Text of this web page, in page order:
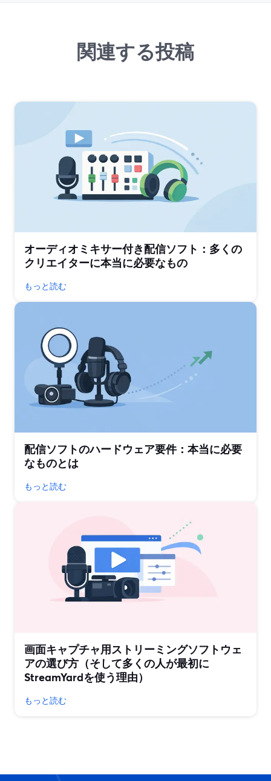
関連する投稿
オーディオミキサー付き配信ソフト：多くの
クリエイターに本当に必要なもの
もっと読む
配信ソフトのハードウェア要件：本当に必要
なものとは
もっと読む
画面キャプチャ用ストリーミングソフトウェ
アの選び方（そして多くの人が最初に
StreamYardを使う理由）
もっと読む